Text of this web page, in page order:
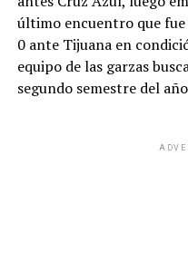
último encuentro que
0 ante Tijuana en
equipo de las garzas
segundo semestre del